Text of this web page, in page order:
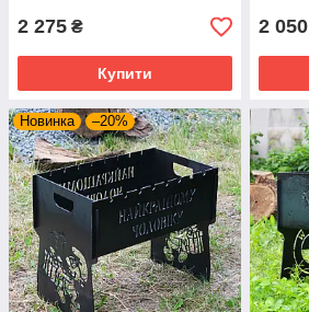
2 275 ₴
Купити
2 050
Новинка –20%